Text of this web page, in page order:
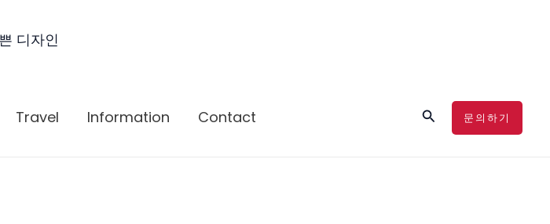
Travel Information Contact
검
문의하기